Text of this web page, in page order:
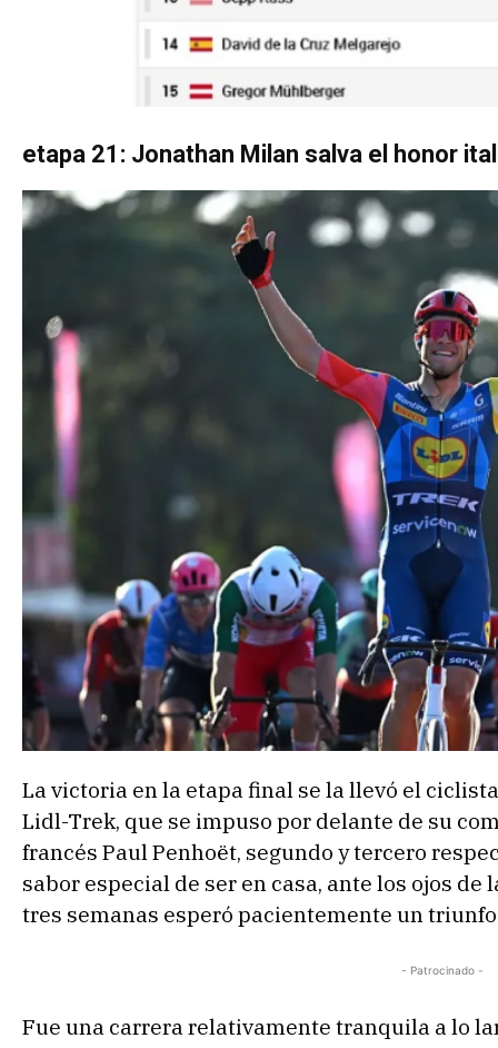
etapa 21: Jonathan Milan salva el honor
La victoria en la etapa final se la llevó el
Lidl-Trek, que se impuso por delante de su
francés Paul Penhoët, segundo y tercero
sabor especial de ser en casa, ante los ojos
tres semanas esperó pacientemente un
- Patrocinado -
Fue una carrera relativamente tranquila a lo